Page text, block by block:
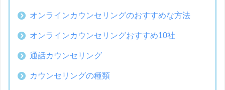
オンラインカウンセリングのおすすめな方法
オンラインカウンセリングおすすめ10社
通話カウンセリング
カウンセリングの種類